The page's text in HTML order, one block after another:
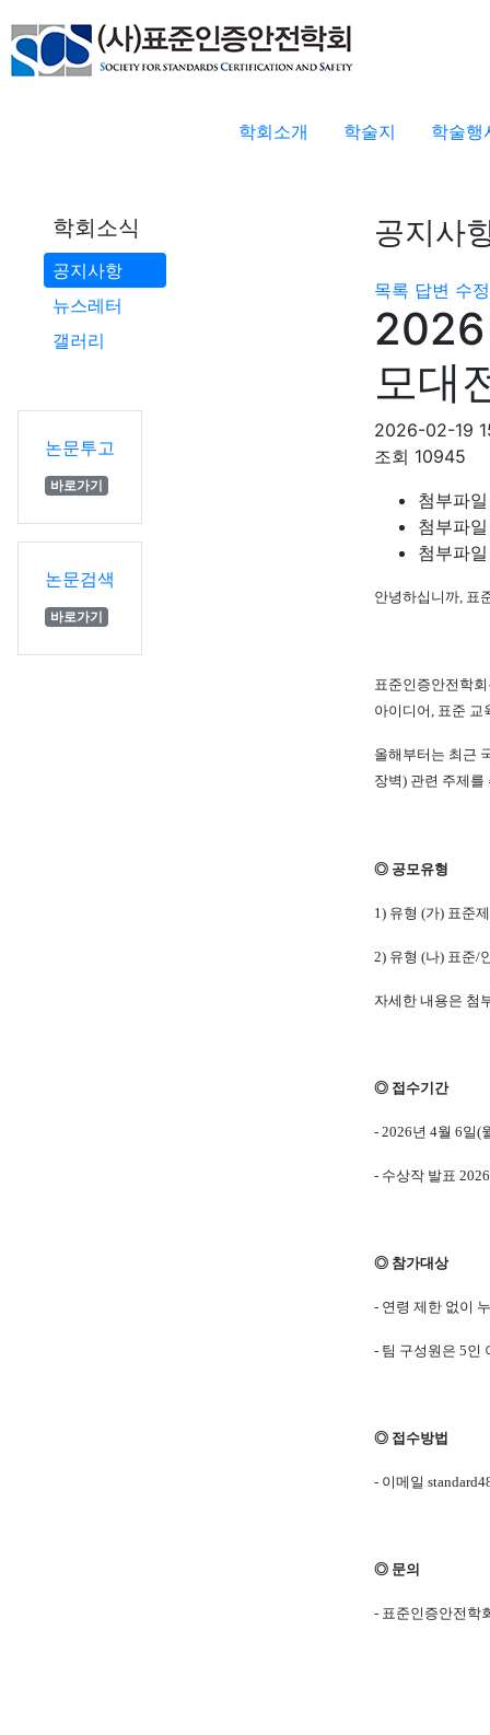
학회소개 학술지 학술행
학회소식
공지사항
뉴스레터
갤러리
논문투고
바로가기
논문검색
바로가기
공지사
목록 답변 수정
2026
모대
2026-02-19
조회 10945
첨부파일
첨부파일
첨부파일
안녕하십니까, 표
표준인증안전학
아이디어, 표준 교
올해부터는 최근
장벽) 관련 주제를
◎ 공모유형
1) 유형 (가) 표준
2) 유형 (나) 표준/
자세한 내용은 첨
◎ 접수기간
- 2026년 4월 6일(
- 수상작 발표
◎ 참가대상
- 연령 제한 없이
- 팀 구성원은 5인
◎ 접수방법
- 이메일
◎ 문의
- 표준인증안전학